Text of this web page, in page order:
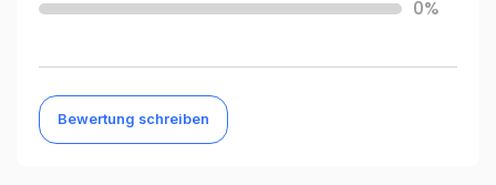
0%
Bewertung schreiben